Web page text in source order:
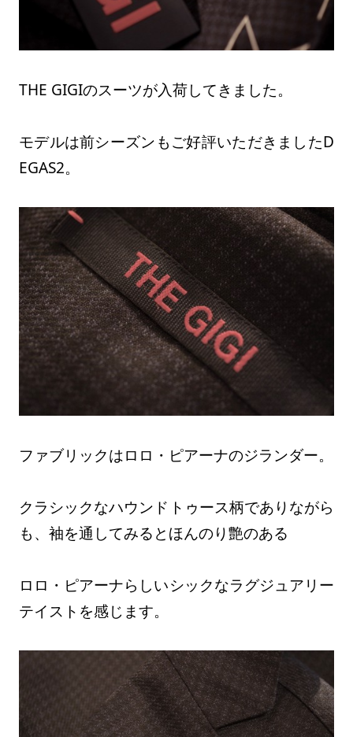
THE GIGIのスーツが入荷してきました。
モデルは前シーズンもご好評いただきましたD
EGAS2。
ファブリックはロロ・ピアーナのジランダー。
クラシックなハウンドトゥース柄でありながら
も、袖を通してみるとほんのり艶のある
ロロ・ピアーナらしいシックなラグジュアリー
テイストを感じます。